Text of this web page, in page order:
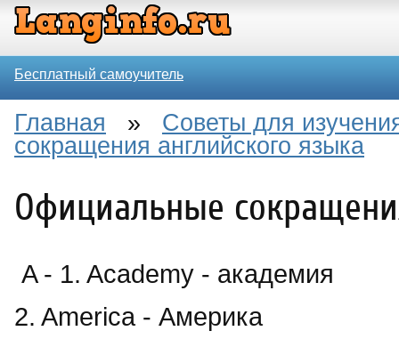
Бесплатный самоучитель
Главная » Советы для
сокращения английского языка
Официальные
A - 1. Academy - академия
2. America - Америка